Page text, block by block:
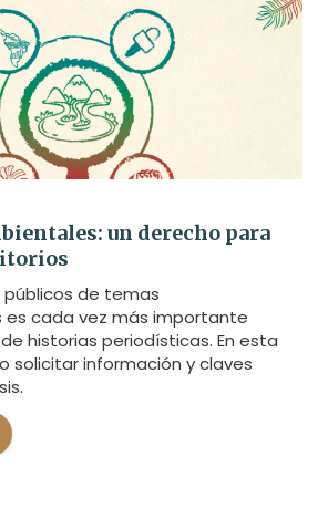
un derecho para
de temas
cada vez más importante
historias periodísticas. En esta
solicitar información y claves